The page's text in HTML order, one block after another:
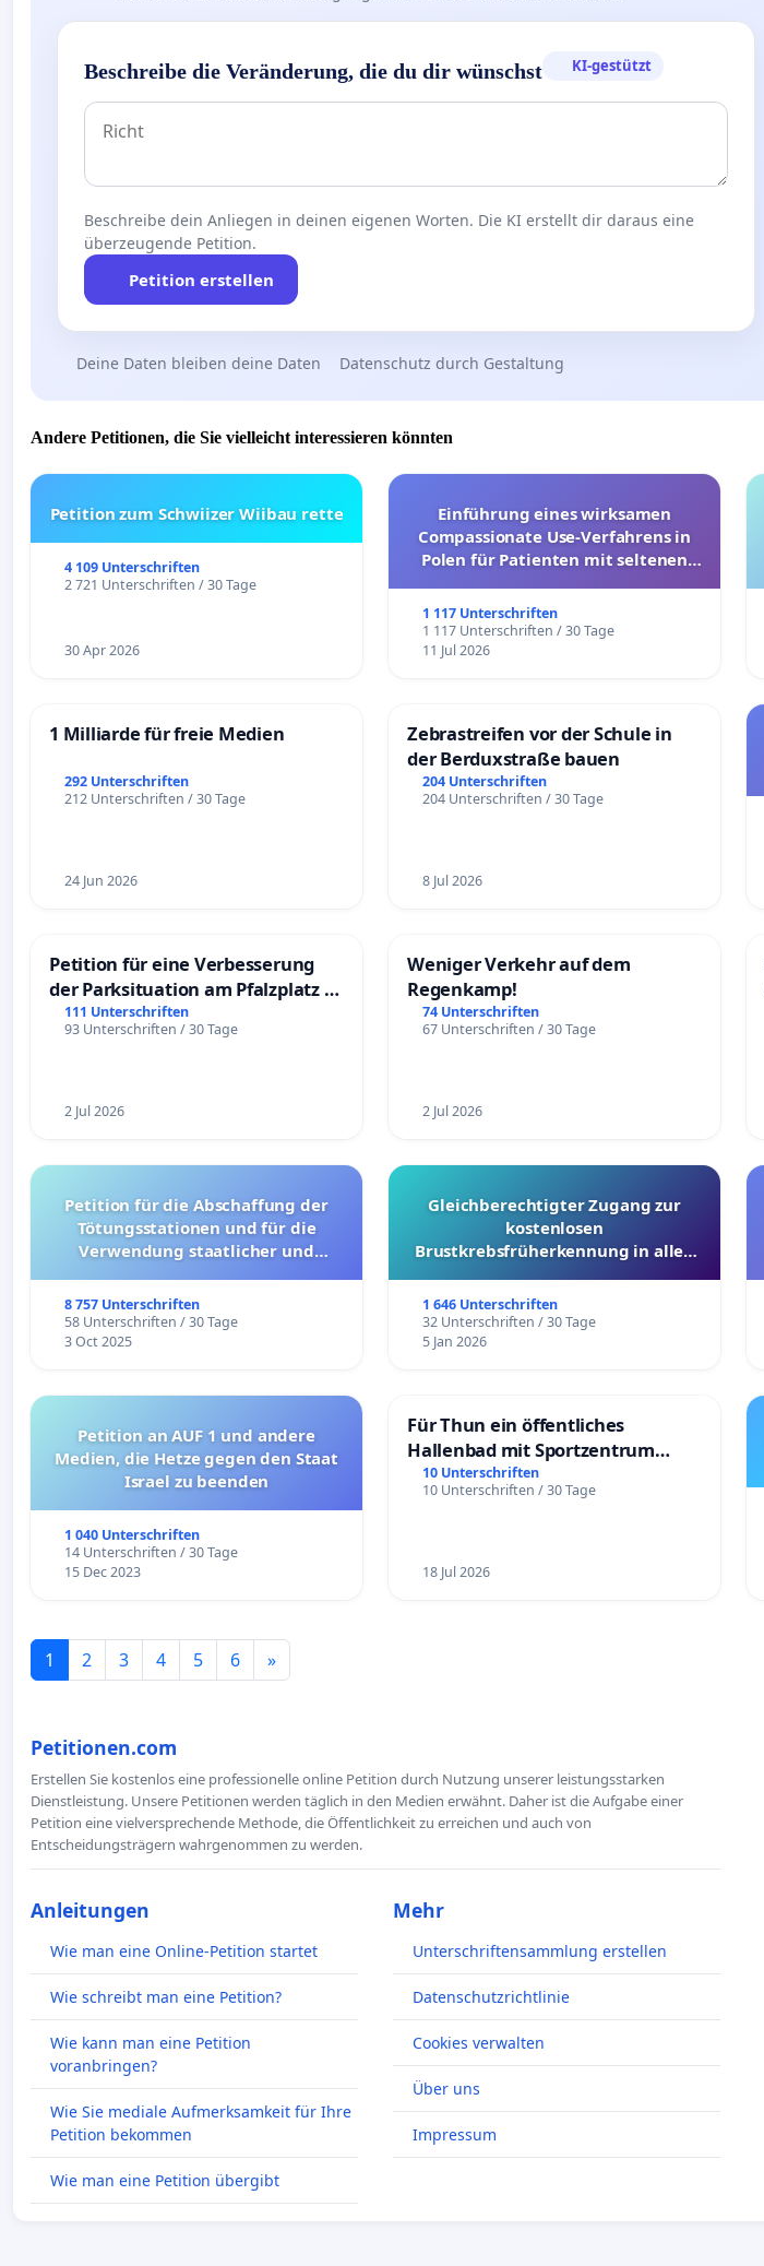
Beschreibe die Veränderung, die du dir wünschst KI-gestützt
Beschreibe dein Anliegen in deinen eigenen Worten. Die KI erstellt dir daraus eine
überzeugende Petition.
Petition erstellen
Deine Daten bleiben deine Daten Datenschutz durch Gestaltung
Andere Petitionen, die Sie vielleicht interessieren könnten
Petition zum Schwiizer Wiibau rette
4 109 Unterschriften
2 721 Unterschriften / 30 Tage
30 Apr 2026
Einführung eines wirksamen
Compassionate Use-Verfahrens in
Polen für Patienten mit seltenen
1 117 Unterschriften
1 117 Unterschriften / 30 Tage
11 Jul 2026
1 Milliarde für freie Medien
292 Unterschriften
212 Unterschriften / 30 Tage
24 Jun 2026
Zebrastreifen vor der Schule in
der Berduxstraße bauen
204 Unterschriften
204 Unterschriften / 30 Tage
8 Jul 2026
Petition für eine Verbesserung
der Parksituation am Pfalzplatz in
Mannheim
111 Unterschriften
93 Unterschriften / 30 Tage
2 Jul 2026
Weniger Verkehr auf dem
Regenkamp!
74 Unterschriften
67 Unterschriften / 30 Tage
2 Jul 2026
Petition für die Abschaffung der
Tötungsstationen und für die
Verwendung staatlicher und
8 757 Unterschriften
58 Unterschriften / 30 Tage
3 Oct 2025
Gleichberechtigter Zugang zur
kostenlosen
Brustkrebsfrüherkennung in allen
1 646 Unterschriften
32 Unterschriften / 30 Tage
5 Jan 2026
Petition an AUF 1 und andere
Medien, die Hetze gegen den Staat
Israel zu beenden
1 040 Unterschriften
14 Unterschriften / 30 Tage
15 Dec 2023
Für Thun ein öffentliches
Hallenbad mit Sportzentrum
schaffen
10 Unterschriften
10 Unterschriften / 30 Tage
18 Jul 2026
1 2 3 4 5 6 »
Petitionen.com
Erstellen Sie kostenlos eine professionelle online Petition durch Nutzung unserer leistungsstarken
Dienstleistung. Unsere Petitionen werden täglich in den Medien erwähnt. Daher ist die Aufgabe einer
Petition eine vielversprechende Methode, die Öffentlichkeit zu erreichen und auch von
Entscheidungsträgern wahrgenommen zu werden.
Anleitungen
Wie man eine Online-Petition startet
Wie schreibt man eine Petition?
Wie kann man eine Petition
voranbringen?
Wie Sie mediale Aufmerksamkeit für Ihre
Petition bekommen
Wie man eine Petition übergibt
Mehr
Unterschriftensammlung erstellen
Datenschutzrichtlinie
Cookies verwalten
Über uns
Impressum